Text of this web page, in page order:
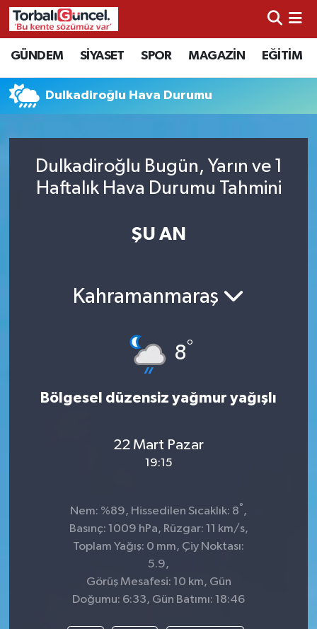
GÜNDEM SİYASET SPOR MAGAZİN EĞİTİM
Dulkadiroğlu Hava Durumu
Dulkadiroğlu Bugün, Yarın ve 1
Haftalık Hava Durumu Tahmini
ŞU AN
Kahramanmaraş
8°
Bölgesel düzensiz yağmur yağışlı
22 Mart Pazar
19:15
Nem: %89, Hissedilen Sıcaklık: 8° ,
Basınç: 1009 hPa, Rüzgar: 11 km/s,
Toplam Yağış: 0 mm, Çiy Noktası:
5.9,
Görüş Mesafesi: 10 km, Gün
Doğumu: 6:33, Gün Batımı: 18:46
İzmir Nöbetçi Eczaneler
İzmir Hava Durumu
İzmir Trafik Yoğunluk Haritası
Süper Lig Puan Durumu ve Fikstür
Haber Arşivi